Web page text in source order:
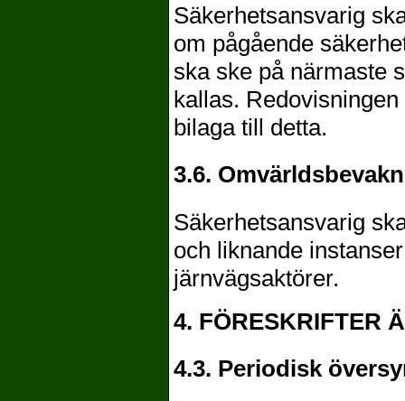
Säkerhetsansvarig
om pågående
ska ske på närmaste
kallas.
bilaga till detta.
3.6.
Säkerhetsansvarig
och liknande
järnvägsaktörer.
4. FÖRESKRIFTER
4.3. Periodisk